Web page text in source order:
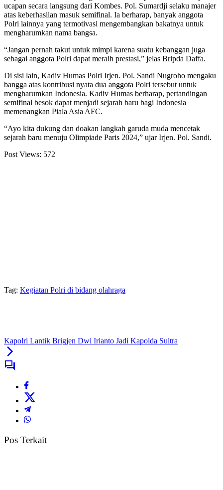
ucapan secara langsung dari Kombes. Pol. Sumardji selaku manajer
atas keberhasilan masuk semifinal. Ia berharap, banyak anggota
Polri lainnya yang termotivasi mengembangkan bakatnya untuk
mengharumkan nama bangsa.
“Jangan pernah takut untuk mimpi karena suatu kebanggan juga
sebagai anggota Polri dapat meraih prestasi,” jelas Bripda Daffa.
Di sisi lain, Kadiv Humas Polri Irjen. Pol. Sandi Nugroho mengaku
bangga atas kontribusi nyata dua anggota Polri tersebut untuk
mengharumkan Indonesia. Kadiv Humas berharap, pertandingan
semifinal besok dapat menjadi sejarah baru bagi Indonesia
memenangkan Piala Asia AFC.
“Ayo kita dukung dan doakan langkah garuda muda mencetak
sejarah baru menuju Olimpiade Paris 2024,” ujar Irjen. Pol. Sandi.
Post Views: 572
Tag: Kegiatan Polri di bidang olahraga
Kapolri Lantik Brigjen Dwi Irianto Jadi Kapolda Sultra
Pos Terkait